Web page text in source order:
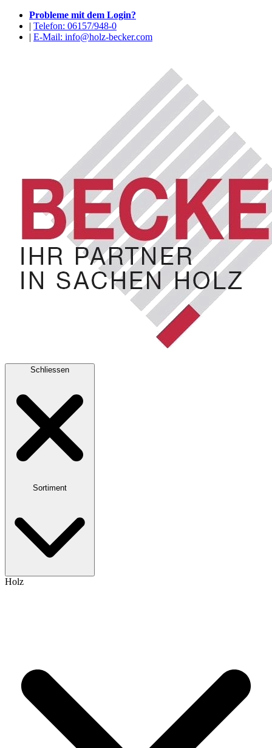
Probleme mit dem Login?
| Telefon: 06157/948-0
| E-Mail: info@holz-becker.com
Schliessen
Sortiment
Holz